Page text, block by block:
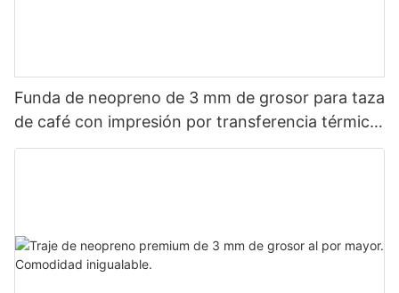
Funda de neopreno de 3 mm de grosor para taza
de café con impresión por transferencia térmica
completa.